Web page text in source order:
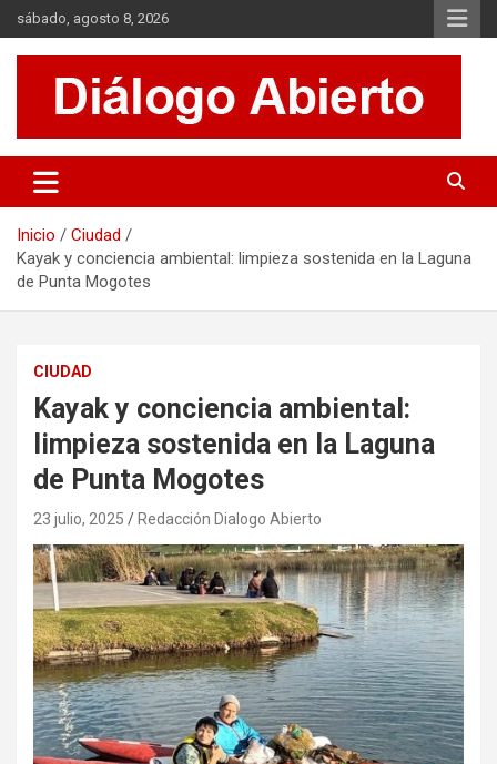
Saltar
al
contenido
sábado, agosto 8, 2026
Diálogo Abierto
Se tratan diversos temas de actualidad buscando hacer un
aporte a la sociedad, brindando información relevante de lo que
Inicio
Ciudad
Kayak y conciencia ambiental: limpieza sostenida en la Laguna
de Punta Mogotes
CIUDAD
Kayak y conciencia ambiental:
limpieza sostenida en la Laguna
de Punta Mogotes
23 julio, 2025 Redacción Dialogo Abierto